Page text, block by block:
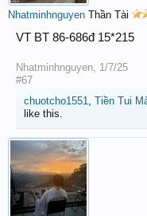
Nhatminhnguyen Thần Tài
VT BT 86-686đ 15*215
Nhatminhnguyen, 1/7/25
#67
chuotcho1551, Tiền Tui
like this.